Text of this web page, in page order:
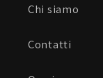
Chi siamo
Contatti